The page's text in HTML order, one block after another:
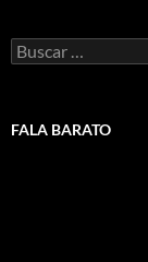
Buscar:
FALA BARATO